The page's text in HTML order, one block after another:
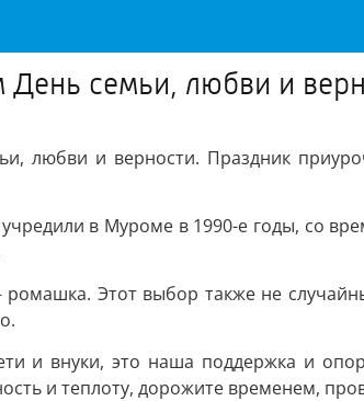
семьи, любви и
любви и верности. Праздник
в Муроме в 1990-е годы, со
Этот выбор также не
и внуки, это наша поддержка и
и теплоту, дорожите временем,